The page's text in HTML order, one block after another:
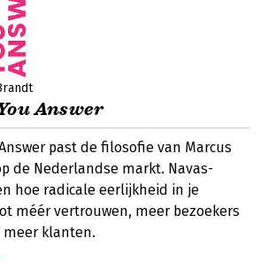
Answer
past de filosofie van Marcus
de Nederlandse markt. Navas-
hoe radicale eerlijkheid in je
méér vertrouwen, meer bezoekers
klanten.